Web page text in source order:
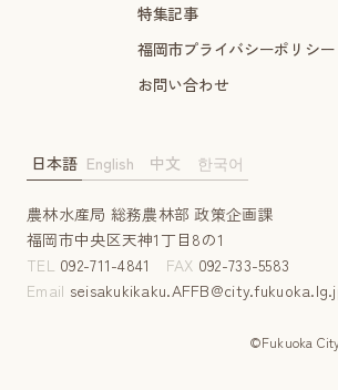
特集記事
福岡市プライバシーポリシー
お問い合わせ
農林水産局 総務農林部 政策企画課
福岡市中央区天神1丁目8の1
TEL 092-711-4841 FAX 092-733-5583
Email
©Fukuoka
日本語 English 中文 한국어